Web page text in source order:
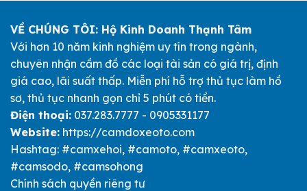
VỀ CHÚNG TÔI: Hộ Kinh Doanh Thạnh Tâm
Với hơn 10 năm kinh nghiệm uy tín trong ngành,
chuyên nhận cầm đồ các loại tài sản có giá trị, định
giá cao, lãi suất thấp. Miễn phí hỗ trợ thủ tục làm hồ
sơ, thủ tục nhanh gọn chỉ 5 phút có tiền.
Điện thoại: 037.283.7777 - 0905331177
Website: https://camdoxeoto.com
Hashtag: #camxehoi, #camoto, #camxeoto,
#camsodo, #camsohong
Chính sách quyền riêng tư